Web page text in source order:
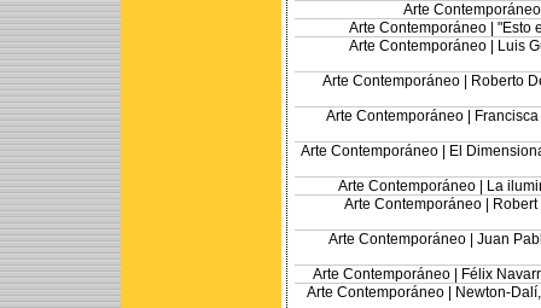
Arte
Arte Contemporáneo | "Esto
Arte Contemporáneo |
Luis
Arte Contemporáneo | Roberto
Arte Contemporáneo |
Arte Contemporáneo | El
Arte Contemporáneo |
La
Arte Contemporáneo |
Arte Contemporáneo | Juan
Arte Contemporáneo |
Félix
Arte Contemporáneo |
Newton-